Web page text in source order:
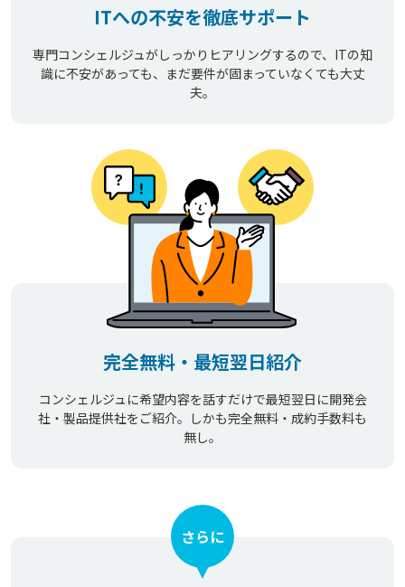
ITへの不安を徹底サポート
専門コンシェルジュがしっかりヒアリングするので、ITの知
識に不安があっても、まだ要件が固まっていなくても大丈
夫。
完全無料・最短翌日紹介
コンシェルジュに希望内容を話すだけで最短翌日に開発会
社・製品提供社をご紹介。しかも完全無料・成約手数料も
無し。
さらに